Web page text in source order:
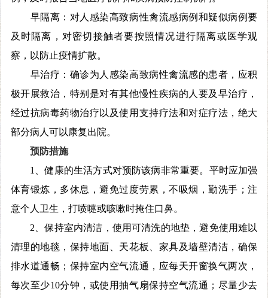
早隔离：对人感染高致病性禽流感病例和疑似病例要
及时隔离，对密切接触者要按照情况进行隔离或医学观
察，以防止疫情扩散。
早治疗：确诊为人感染高致病性禽流感的患者，应积
极开展救治，特别是对有其他慢性疾病的人要及早治疗，
经过抗病毒药物治疗以及使用支持疗法和对症疗法，绝大
部分病人可以康复出院。
预防措施
1、健康的生活方式对预防该病非常重要。平时应加强
体育锻炼，多休息，避免过度劳累，不吸烟，勤洗手；注
意个人卫生，打喷嚏或咳嗽时掩住口鼻。
2、保持室内清洁，使用可清洗的地垫，避免使用难以
清理的地毯，保持地面、天花板、家具及墙壁清洁，确保
排水道通畅；保持室内空气流通，应每天开窗换气两次，
每次至少10分钟，或使用抽气扇保持空气流通；尽量少去